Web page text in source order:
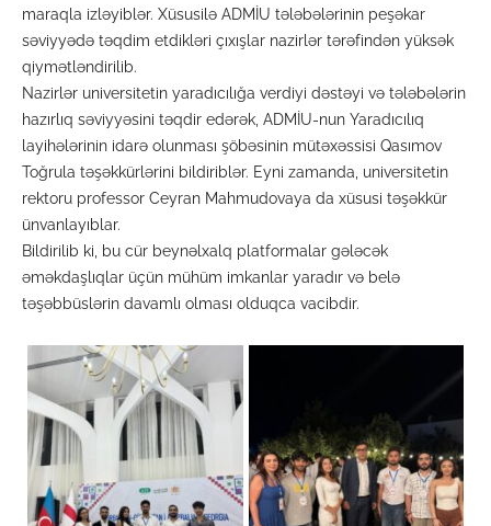
maraqla izləyiblər. Xüsusilə ADMİU tələbələrinin peşəkar
səviyyədə təqdim etdikləri çıxışlar nazirlər tərəfindən yüksək
qiymətləndirilib.
Nazirlər universitetin yaradıcılığa verdiyi dəstəyi və tələbələrin
hazırlıq səviyyəsini təqdir edərək, ADMİU-nun Yaradıcılıq
layihələrinin idarə olunması şöbəsinin mütəxəssisi Qasımov
Toğrula təşəkkürlərini bildiriblər. Eyni zamanda, universitetin
rektoru professor Ceyran Mahmudovaya da xüsusi təşəkkür
ünvanlayıblar.
Bildirilib ki, bu cür beynəlxalq platformalar gələcək
əməkdaşlıqlar üçün mühüm imkanlar yaradır və belə
təşəbbüslərin davamlı olması olduqca vacibdir.